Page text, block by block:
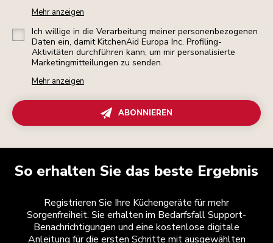
Mehr anzeigen
Ich willige in die Verarbeitung meiner personenbezogenen
Daten ein, damit KitchenAid Europa Inc. Profiling-
Aktivitäten durchführen kann, um mir personalisierte
Marketingmitteilungen zu senden.
Mehr anzeigen
ABONNIEREN
So erhalten Sie das beste Ergebnis
Registrieren Sie Ihre Küchengeräte für mehr
Sorgenfreiheit. Sie erhalten im Bedarfsfall Support-
Benachrichtigungen und eine kostenlose digitale
Anleitung für die ersten Schritte mit ausgewählten